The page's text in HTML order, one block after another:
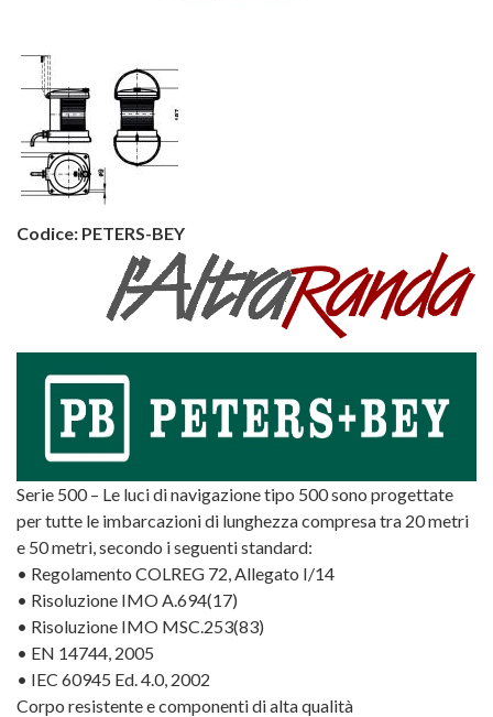
Codice: PETERS-BEY
Serie 500 – Le luci di navigazione tipo 500 sono progettate
per tutte le imbarcazioni di lunghezza compresa tra 20 metri
e 50 metri, secondo i seguenti standard:
• Regolamento COLREG 72, Allegato I/14
• Risoluzione IMO A.694(17)
• Risoluzione IMO MSC.253(83)
• EN 14744, 2005
• IEC 60945 Ed. 4.0, 2002
Corpo resistente e componenti di alta qualità